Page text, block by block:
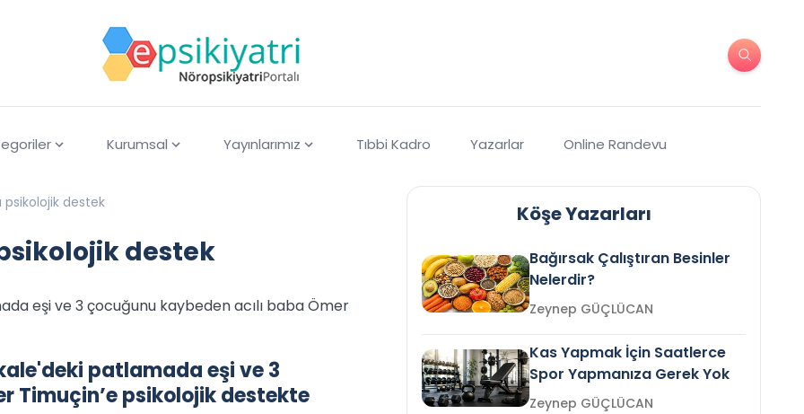
Kurumsal Yayınlarımız Tıbbi Kadro Yazarlar Online Randevu
destek
destek
eşi ve 3 çocuğunu kaybeden acılı baba Ömer
patlamada eşi ve 3
Timuçin’e psikolojik destekte
Köşe Yazarları
Bağırsak Çalıştıran Besinler
Nelerdir?
Zeynep GÜÇLÜCAN
Kas Yapmak İçin Saatlerce
Spor Yapmanıza Gerek Yok
Zeynep GÜÇLÜCAN